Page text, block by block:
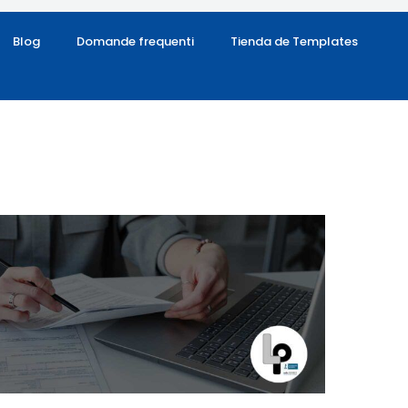
Blog Domande frequenti Tienda de Templates